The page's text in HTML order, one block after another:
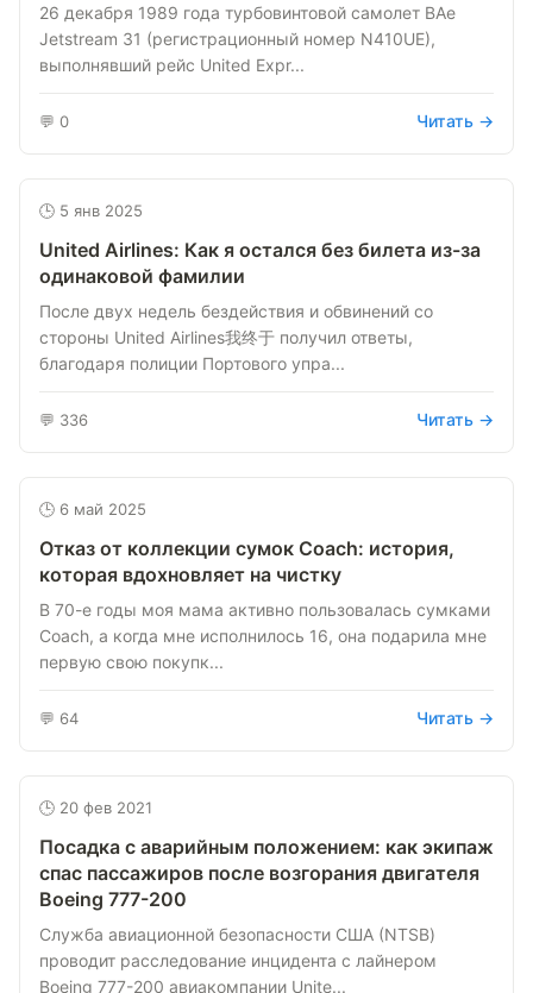
26 декабря 1989 года турбовинтовой самолет BAe
Jetstream 31 (регистрационный номер N410UE),
выполнявший рейс United Expr...
💬 0 Читать →
🕒 5 янв 2025
United Airlines: Как я остался без билета из-за
одинаковой фамилии
После двух недель бездействия и обвинений со
стороны United Airlines我终于 получил ответы,
благодаря полиции Портового упра...
💬 336 Читать →
🕒 6 май 2025
Отказ от коллекции сумок Coach: история,
которая вдохновляет на чистку
В 70-е годы моя мама активно пользовалась сумками
Coach, а когда мне исполнилось 16, она подарила мне
первую свою покупк...
💬 64 Читать →
🕒 20 фев 2021
Посадка с аварийным положением: как экипаж
спас пассажиров после возгорания двигателя
Boeing 777-200
Служба авиационной безопасности США (NTSB)
проводит расследование инцидента с лайнером
Boeing 777-200 авиакомпании Unite...